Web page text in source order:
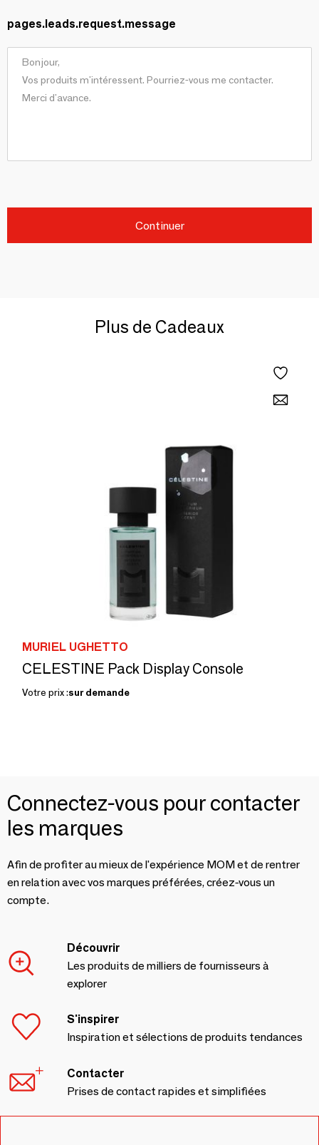
pages.leads.request.message
Continuer
Plus de Cadeaux
MURIEL UGHETTO
CELESTINE Pack Display Console
Votre prix :sur demande
Connectez-vous pour contacter
les marques
Afin de profiter au mieux de l'expérience MOM et de rentrer
en relation avec vos marques préférées, créez-vous un
compte.
Découvrir
Les produits de milliers de fournisseurs à
explorer
S'inspirer
Inspiration et sélections de produits tendances
Contacter
Prises de contact rapides et simplifiées